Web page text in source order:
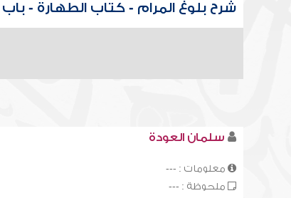
شرح بلوغ المرام - كتاب الطهارة - باب
سلمان العودة
معلومات : ---
ملحوظة : ---